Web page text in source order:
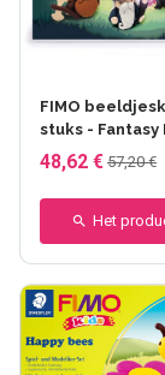
FIMO
stuks - Fantasy
48,62 € 57,20 €
Het